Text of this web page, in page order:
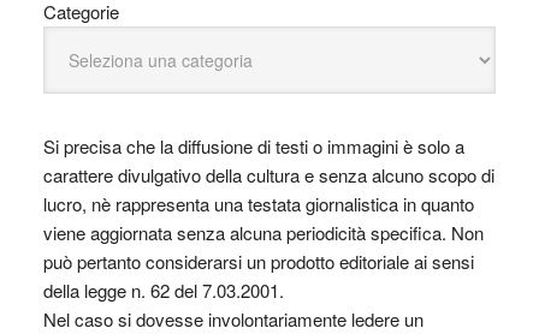
Categorie
Si precisa che la diffusione di testi o immagini è solo a
carattere divulgativo della cultura e senza alcuno scopo di
lucro, nè rappresenta una testata giornalistica in quanto
viene aggiornata senza alcuna periodicità specifica. Non
può pertanto considerarsi un prodotto editoriale ai sensi
della legge n. 62 del 7.03.2001.
Nel caso si dovesse involontariamente ledere un